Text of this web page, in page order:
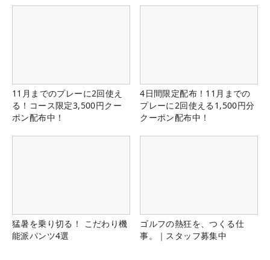
11月までのプレーに2回使え
る！コース限定3,500円クー
ポン配布中！
4日間限定配布！11月までの
プレーに2回使える1,500円分
クーポン配布中！
猛暑を乗り切る！ こだわり機
能派パンツ4選
ゴルフの熱狂を、つくる仕
事。｜スタッフ募集中